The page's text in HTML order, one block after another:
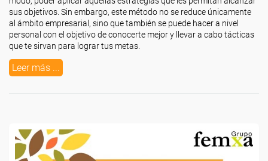
sus objetivos. Sin embargo, este método no se reduce únicamente
al ámbito empresarial, sino que también se puede hacer a nivel
personal con el objetivo de conocerte mejor y llevar a cabo tácticas
que te sirvan para lograr tus metas.
Leer más ...